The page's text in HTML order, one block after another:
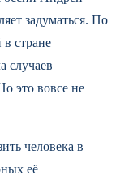
задуматься. По
стране
случаев
это вовсе не
человека в
её